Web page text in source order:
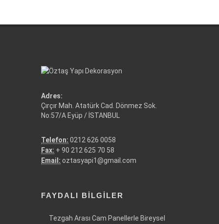
Adres:
Çırçır Mah. Atatürk Cad. Dönmez Sok.
No:57/A Eyüp / İSTANBUL
Telefon: 0212 626 0058
Fax: + 90 212 625 70 58
Email: oztasyapi1@gmail.com
FAYDALI BILGILER
Tezgah Arası Cam Panellerle Bireysel